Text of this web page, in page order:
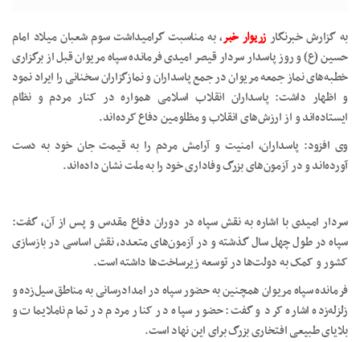
به گزارش خبرنگار زریوار خبر، به مناسبت گرامیداشت سوم شعبان میلاد امام
حسین (ع) و روز پاسدار سردار قیصر امیدی فرمانده سپاه مریوان قبل از برگزاری
خطبه‌های نماز جمعه مریوان در جمع پاسداران و نمازگزاران سخنانی را ایراد نمود
و اظهار داشت: پاسداران انقلاب اسلامی همواره در کنار مردم و نظام
ایستاده‌اند و از ارزش‌های انقلاب و مظلومین دفاع کرده‌اند.
وی افزود: پاسداران، امنیت و آرامش مردم را به قیمت جان خود به دست
آورده‌اند و در آزمون‌های بزرگ وفاداری خود را به ملت نشان داده‌اند.
سردار امیدی با اشاره به نقش سپاه در دوران دفاع مقدس و پس از آن، گفت:
سپاه در طول چهل سال گذشته و در آزمون‌های متعدد، نقش اساسی در بازسازی
کشور و کمک به دولت‌ها در توسعه زیرساخت‌ها داشته است.
فرمانده سپاه مریوان همچنین به حضور سپاه در امدادرسانی به مناطق سیل‌زده و
زلزله‌زده اشاره کرد و گفت: حضور سپاه در کنار مردم در تمام ناملایمات و
بلایای طبیعی افتخاری بزرگ برای این نهاد است.